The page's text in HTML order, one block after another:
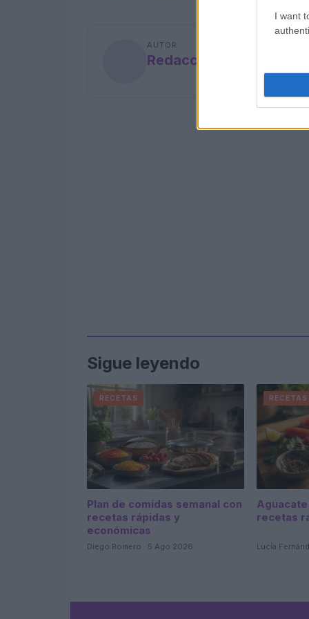
I want
AUTOR
Redacción En Cocina
Sigue leyendo
RECETAS
Plan de comidas semanal con
recetas rápidas y
económicas
Diego Romero · 5 Ago 2026
RECETAS
Aguacate
recetas
Lucía